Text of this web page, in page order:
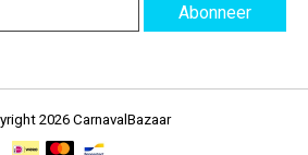
Abonneer
2026 CarnavalBazaar